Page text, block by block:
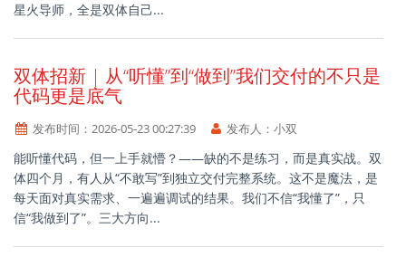
星火导师，全是双体自己...
双体招新 | 从“听懂”到“做到”我们交付的不只是
代码更是底气
发布时间： 2026-05-23 00:27:39 发布人： 小双
能听懂代码，但一上手就懵？——缺的不是练习，而是真实战。双
体四个月，有人从“不敢写”到独立交付完整系统。这不是魔法，是
每天面对真实需求、一遍遍调试的结果。我们不信“我懂了”，只
信“我做到了”。三大方向...